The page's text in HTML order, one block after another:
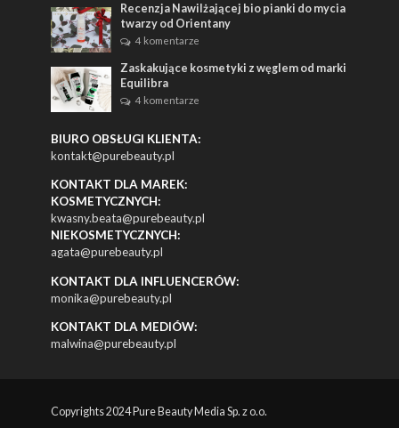
Recenzja Nawilżającej bio pianki do mycia
twarzy od Orientany
4 komentarze
Zaskakujące kosmetyki z węglem od marki
Equilibra
4 komentarze
BIURO OBSŁUGI KLIENTA:
kontakt@purebeauty.pl
KONTAKT DLA MAREK:
KOSMETYCZNYCH:
kwasny.beata@purebeauty.pl
NIEKOSMETYCZNYCH:
agata@purebeauty.pl
KONTAKT DLA INFLUENCERÓW:
monika@purebeauty.pl
KONTAKT DLA MEDIÓW:
malwina@purebeauty.pl
Copyrights 2024 Pure Beauty Media Sp. z o.o.